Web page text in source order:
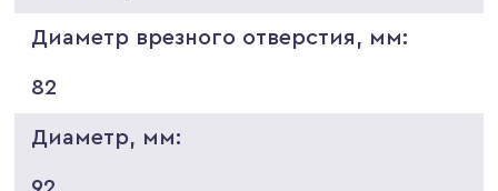
Диаметр врезного отверстия, мм:
82
Диаметр, мм: